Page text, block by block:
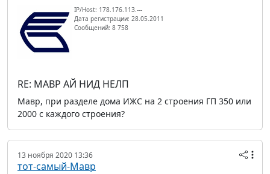
IP/Host: 178.176.113.---
Дата регистрации: 28.05.2011
Сообщений: 8 758
RE: МАВР АЙ НИД НЕЛП
Мавр, при разделе дома ИЖС на 2 строения ГП 350 или
2000 с каждого строения?
13 ноября 2020 13:36
тот-самый-Мавр